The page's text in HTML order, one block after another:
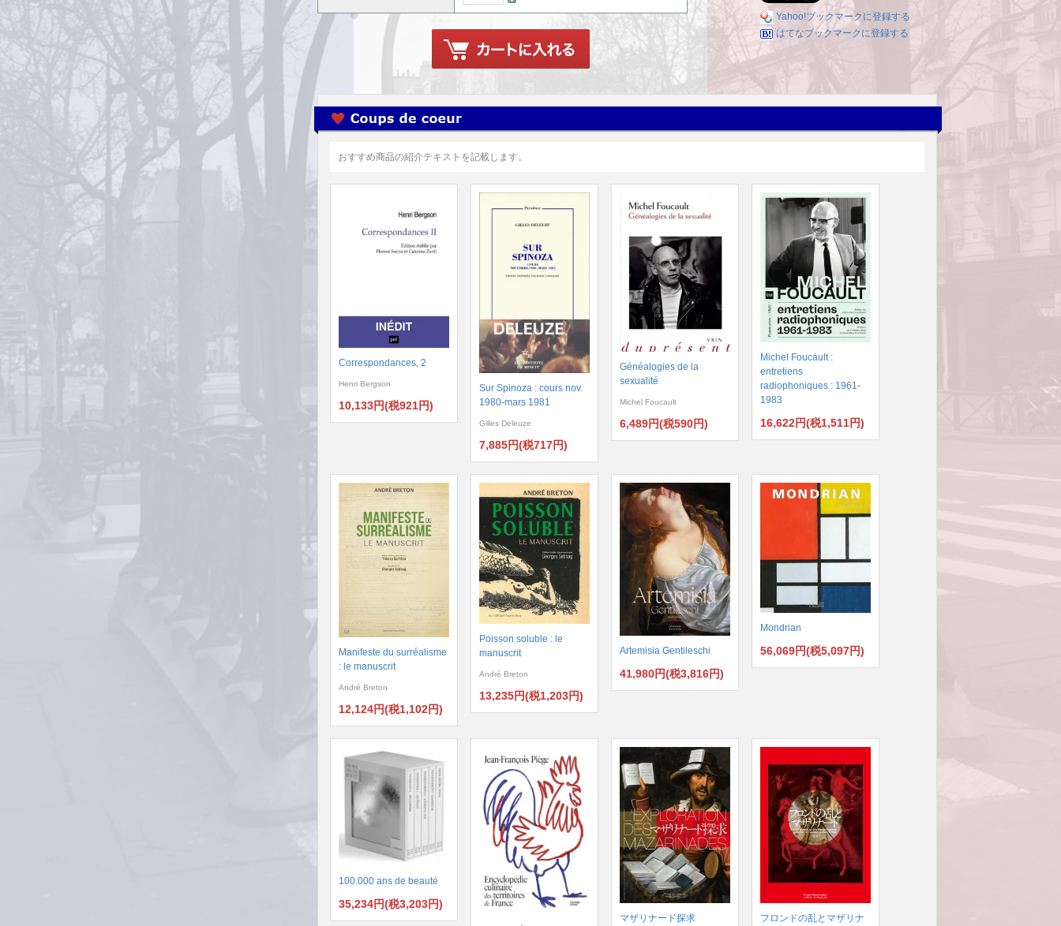
Yahoo!ブックマークに登録する
はてなブックマークに登録する
おすすめ商品の紹介テキストを記載します。
Correspondances, 2
Henri Bergson
10,133円(税921円)
Sur Spinoza : cours nov.
1980-mars 1981
Gilles Deleuze
7,885円(税717円)
Généalogies de la
sexualité
Michel Foucault
6,489円(税590円)
Michel Foucault :
entretiens
radiophoniques : 1961-
1983
16,622円(税1,511円)
Manifeste du surréalisme
: le manuscrit
André Breton
12,124円(税1,102円)
Poisson soluble : le
manuscrit
André Breton
13,235円(税1,203円)
Artemisia Gentileschi
41,980円(税3,816円)
Mondrian
56,069円(税5,097円)
100.000 ans de beauté
35,234円(税3,203円)
マザリナード探求 フロンドの乱とマザリナ